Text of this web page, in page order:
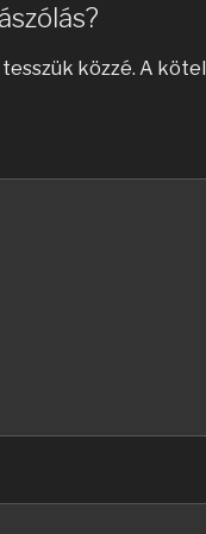
közzé. A